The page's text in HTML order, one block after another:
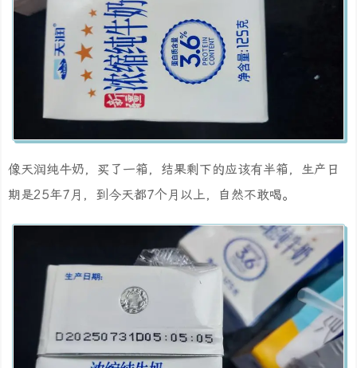
像天润纯牛奶，买了一箱，结果剩下的应该有半箱，生产日
期是25年7月，到今天都7个月以上，自然不敢喝。